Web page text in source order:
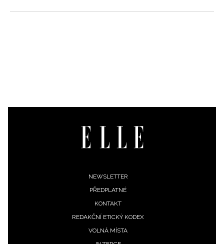
NEWSLETTER
PŘEDPLATNÉ
KONTAKT
REDAKČNÍ ETICKÝ KODEX
VOLNÁ MÍSTA